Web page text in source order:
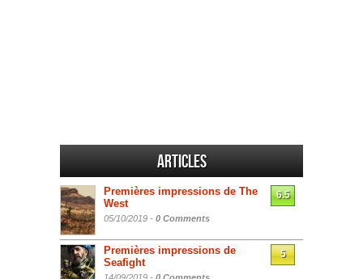
Articles
Premières impressions de The
West
05/10/2019 - 0 Comments
6.5
Premières impressions de
Seafight
5